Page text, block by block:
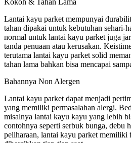
Lantai kayu parket mempunyai
tahan dipakai untuk kebutuhan sehari-
normal untuk lantai kayu parket juga
tanda penuaan atau kerusakan.
terutama lantai kayu parket solid
tahan lama bahkan bisa mencapai
Bahannya Non Alergen
Lantai kayu parket dapat menjadi
yang memiliki permasalahan alergi.
misalnya lantai kayu kayu yang lebih
contohnya seperti serbuk bunga, debu
peliharaan, lantai kayu parket memiliki